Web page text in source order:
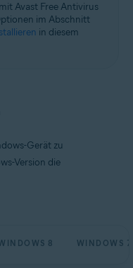
Education
Education – 32-/64-Bit
Bit
Avast Free Antivirus
im Abschnitt
in diesem
Gerät zu
Version die
8 WINDOWS 7